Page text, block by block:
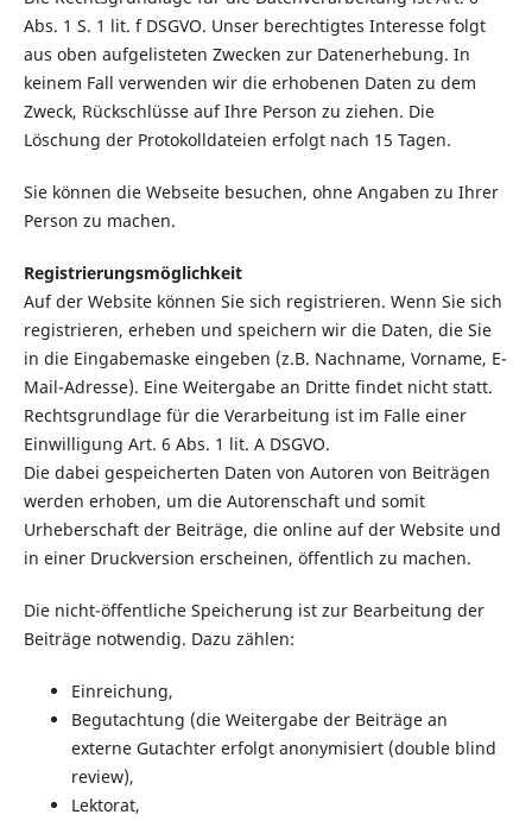
Abs. 1 S. 1 lit. f DSGVO. Unser berechtigtes Interesse folgt
aus oben aufgelisteten Zwecken zur Datenerhebung. In
keinem Fall verwenden wir die erhobenen Daten zu dem
Zweck, Rückschlüsse auf Ihre Person zu ziehen. Die
Löschung der Protokolldateien erfolgt nach 15 Tagen.
Sie können die Webseite besuchen, ohne Angaben zu Ihrer
Person zu machen.
Registrierungsmöglichkeit
Auf der Website können Sie sich registrieren. Wenn Sie sich
registrieren, erheben und speichern wir die Daten, die Sie
in die Eingabemaske eingeben (z.B. Nachname, Vorname, E-
Mail-Adresse). Eine Weitergabe an Dritte findet nicht statt.
Rechtsgrundlage für die Verarbeitung ist im Falle einer
Einwilligung Art. 6 Abs. 1 lit. A DSGVO.
Die dabei gespeicherten Daten von Autoren von Beiträgen
werden erhoben, um die Autorenschaft und somit
Urheberschaft der Beiträge, die online auf der Website und
in einer Druckversion erscheinen, öffentlich zu machen.
Die nicht-öffentliche Speicherung ist zur Bearbeitung der
Beiträge notwendig. Dazu zählen:
Einreichung,
Begutachtung (die Weitergabe der Beiträge an
externe Gutachter erfolgt anonymisiert (double blind
review),
Lektorat,